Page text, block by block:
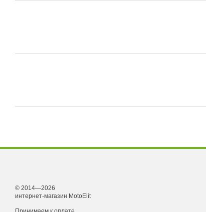
© 2014—2026
интернет-магазин MotoElit